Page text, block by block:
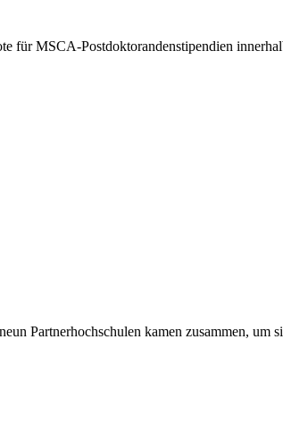
für MSCA-Postdoktorandenstipendien
Partnerhochschulen kamen zusammen, um